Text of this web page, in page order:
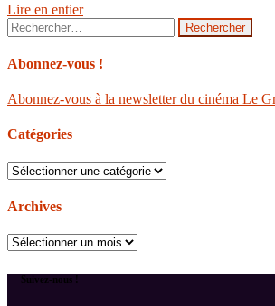
Lire en entier
Rechercher :
Abonnez-vous !
Abonnez-vous à la newsletter du cinéma Le
Catégories
Catégories
Archives
Archives
Suivez-nous !